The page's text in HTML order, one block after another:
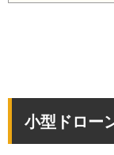
小型ドロー